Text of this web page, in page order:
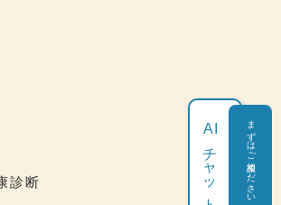
診断
AI
チャット相談 まずはご相談ください